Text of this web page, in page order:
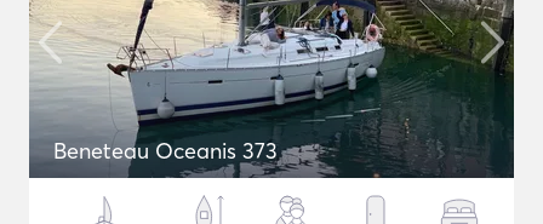
Beneteau Oceanis 373